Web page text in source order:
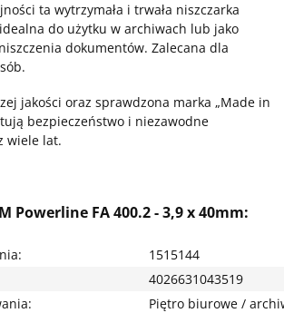
ta wytrzymała i trwała niszczarka
do użytku w archiwach lub jako
dokumentów. Zalecana dla
jakości oraz sprawdzona marka „Made in
bezpieczeństwo i niezawodne
wiele lat.
Powerline FA 400.2 - 3,9 x 40mm:
1515144
4026631043519
Piętro biurowe /